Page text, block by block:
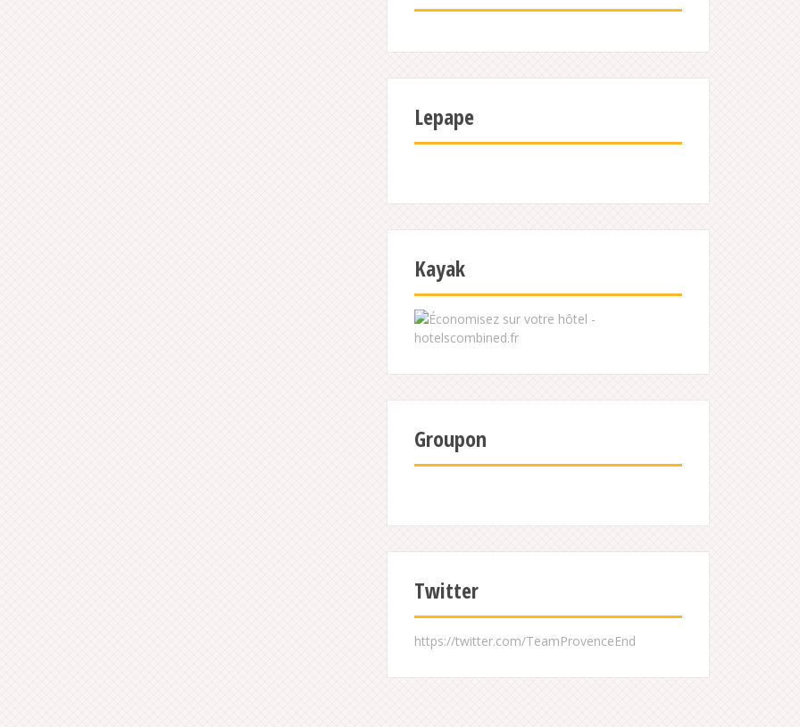
Lepape
Kayak
Groupon
Twitter
https://twitter.com/TeamProvenceEnd